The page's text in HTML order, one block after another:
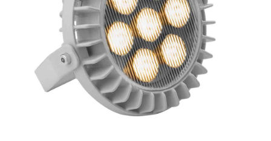
Корзина
Маркировка опор «Opora engineering»